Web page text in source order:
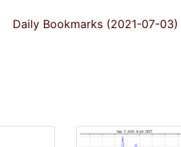
Daily Bookmarks (2021-07-03)